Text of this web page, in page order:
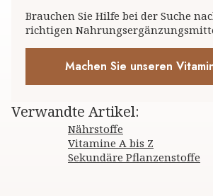
Brauchen Sie Hilfe bei der Suche
richtigen
Machen Sie unseren
Verwandte Artikel:
Nährstoffe
Vitamine A bis Z
Sekundäre Pflanzenstoffe